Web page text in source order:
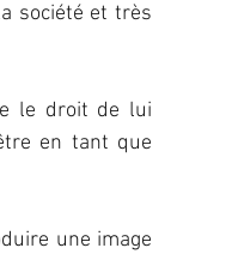
société et très
le droit de lui
en tant que
une image